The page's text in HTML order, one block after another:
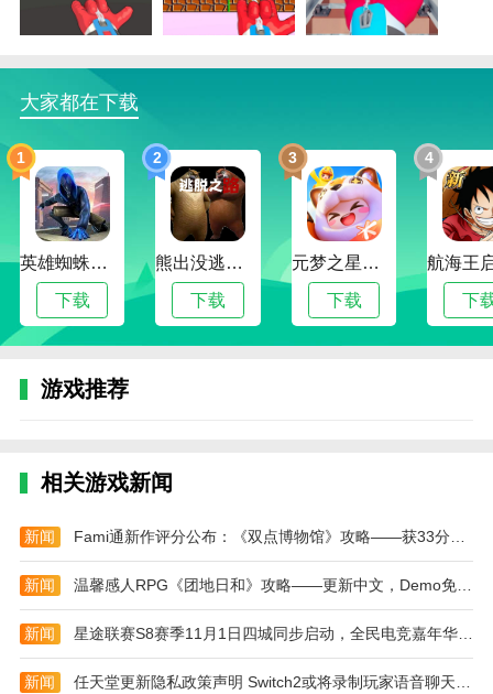
即时破坏反馈直击情绪痛点，有效释放压力。
策略深度隐藏：
研究英雄移动轨迹预判投丝角度，提升关卡效率。
角色收集丰富：
解锁30+造型猎奇英雄，每种对应独特撕裂动画。
离线畅玩无忧：
无网络要求，随时随地开启猎杀狂欢。
吐丝蜘蛛猎手游戏特色
优先拖拽英雄至场景边缘，触发秒杀级地形伤害。
魔法师需优先打断咏唱，机械英雄弱点是核心暴
动态难度平衡：
连续失败自动降低英雄移动速度，保障通关可能。
碎片化叙事彩蛋：
关卡背景暗藏猎手与英雄的恩怨线索。
大家都在下载
1
英雄蜘蛛侠绳索格斗城市模拟器
下载
2
熊出没逃脱之路
下载
3
元梦之星手游下载2024最新版
下载
4
下
游戏推荐
相关游戏新闻
新闻 Fami通新作评分公布：《双点博物馆》攻略——获33分好评
新闻 温馨感人RPG《团地日和》攻略——更新中文，Demo免费下载游玩
新闻 星途联赛S8赛季11月1日四城同步启动，全民电竞嘉年华开启“电竞+”新篇章
新闻